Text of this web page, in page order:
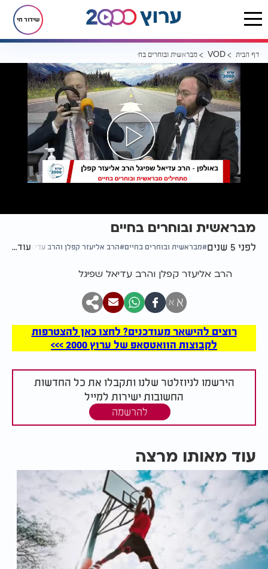
שידור חי
דף הבית VOD מבראשית ובוחרים בחיים
מבראשית ובוחרים בחיים
לפני 5 שנים מבראשית ובוחרים בחיים הרב אליעזר קפלן והרב עדיאל שפיגל
עוד...
הרב אליעזר קפלן והרב עדיאל שפיגל
א א
רוצים להישאר מעודכנים? לחצו כאן להצטרפות
לקבוצות הוואטסאפ של ערוץ 2000 >>>
הירשמו לניוזלטר שלנו ותקבלו את כל החדשות
החשובות ישירות למייל
להרשמה
עוד מאותו מרצה